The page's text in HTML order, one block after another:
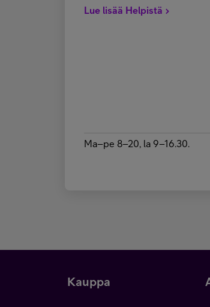
Lue lisää Helpistä
Ma–pe 8–20, la 9–16.30.
Kauppa